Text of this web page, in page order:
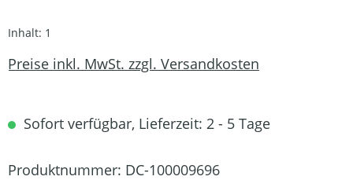
Inhalt: 1
Preise inkl. MwSt. zzgl. Versandkosten
Sofort verfügbar, Lieferzeit: 2 - 5 Tage
Produktnummer: DC-100009696